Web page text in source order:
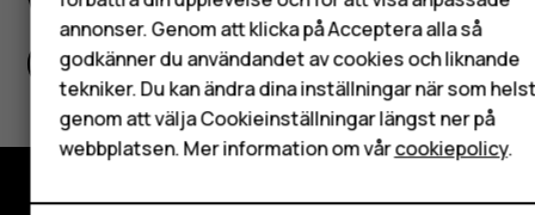
Surfplattor
Mitt konto
Ja Nej
annonser. Genom att klicka på Acceptera alla så
godkänner du användandet av cookies och liknande
tekniker. Du kan ändra dina inställningar när som helst
genom att välja Cookieinställningar längst ner på
webbplatsen. Mer information om vårcookiepolicy.